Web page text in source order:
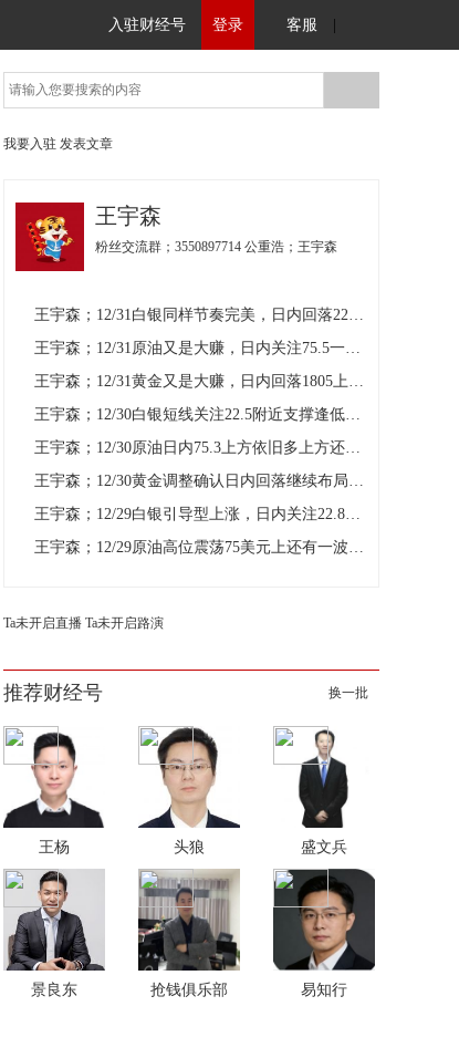
入驻财经号 登录 客服
我要入驻 发表文章
王宇森
粉丝交流群；3550897714 公重浩；王宇森
王宇森；12/31白银同样节奏完美，日内回落22.8继续多
王宇森；12/31原油又是大赚，日内关注75.5一线情况
王宇森；12/31黄金又是大赚，日内回落1805上方还是多
王宇森；12/30白银短线关注22.5附近支撑逢低买入
王宇森；12/30原油日内75.3上方依旧多上方还有空间
王宇森；12/30黄金调整确认日内回落继续布局多单
王宇森；12/29白银引导型上涨，日内关注22.85区域支撑
王宇森；12/29原油高位震荡75美元上还有一波上涨
Ta未开启直播 Ta未开启路演
推荐财经号 换一批
王杨 头狼 盛文兵
景良东 抢钱俱乐部 易知行